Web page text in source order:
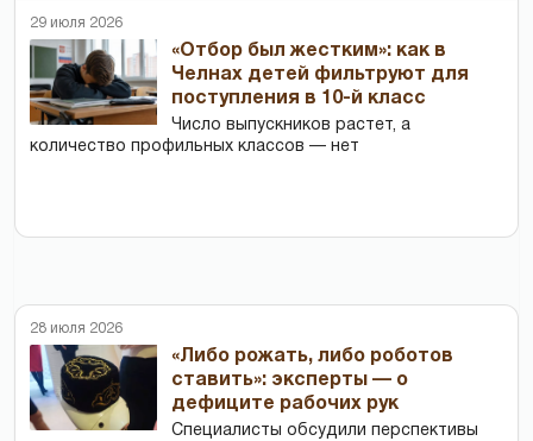
29 июля 2026
«Отбор был жестким»: как в
Челнах детей фильтруют для
поступления в 10-й класс
Число выпускников растет, а
количество профильных классов — нет
28 июля 2026
«Либо рожать, либо роботов
ставить»: эксперты — о
дефиците рабочих рук
Специалисты обсудили перспективы